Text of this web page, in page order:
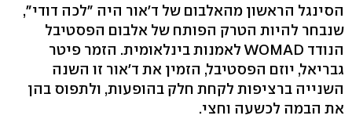
הסינגל הראשון מהאלבום של ד'אור היה "לכה דודי",
שנבחר להיות הטרק הפותח של אלבום הפסטיבל
הנודד WOMAD לאמנות בינלאומית. הזמר פיטר
גבריאל, יוזם הפסטיבל, הזמין את ד'אור זו השנה
השנייה ברציפות לקחת חלק בהופעות, ולתפוס בהן
את הבמה לכשעה וחצי.